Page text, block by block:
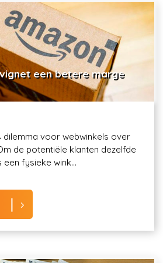
een betere marge
dilemma voor webwinkels over
de potentiële klanten dezelfde
fysieke wink...